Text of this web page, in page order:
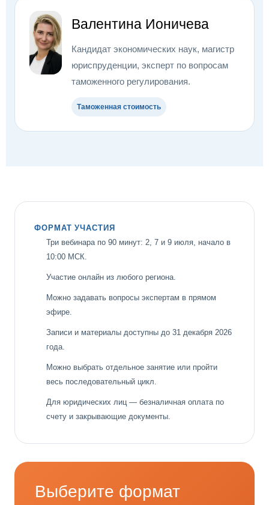
Валентина Ионичева
Кандидат экономических наук, магистр
юриспруденции, эксперт по вопросам
таможенного регулирования.
Таможенная стоимость
ФОРМАТ УЧАСТИЯ
Три вебинара по 90 минут: 2, 7 и 9 июля, начало в
10:00 МСК.
Участие онлайн из любого региона.
Можно задавать вопросы экспертам в прямом
эфире.
Записи и материалы доступны до 31 декабря 2026
года.
Можно выбрать отдельное занятие или пройти
весь последовательный цикл.
Для юридических лиц — безналичная оплата по
счету и закрывающие документы.
Выберите формат